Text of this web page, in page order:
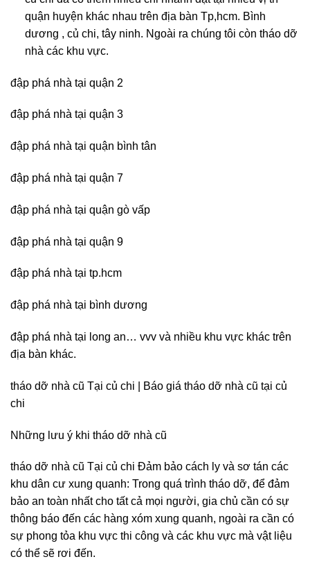
củ chi đã có thêm nhiều chi nhánh đặt tại nhiều vị trí
quận huyện khác nhau trên địa bàn Tp,hcm. Bình
dương , củ chi, tây ninh. Ngoài ra chúng tôi còn tháo dỡ
đập phá nhà tại long an… vvv và nhiều khu vực khác trên
tháo dỡ nhà cũ Tại củ chi | Báo giá tháo dỡ nhà cũ tại củ
tháo dỡ nhà cũ Tại củ chi Đảm bảo cách ly và sơ tán các
khu dân cư xung quanh: Trong quá trình tháo dỡ, để đảm
bảo an toàn nhất cho tất cả mọi người, gia chủ cần có sự
thông báo đến các hàng xóm xung quanh, ngoài ra cần có
sự phong tỏa khu vực thi công và các khu vực mà vật liệu